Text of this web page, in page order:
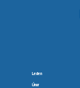
Leden
Únor